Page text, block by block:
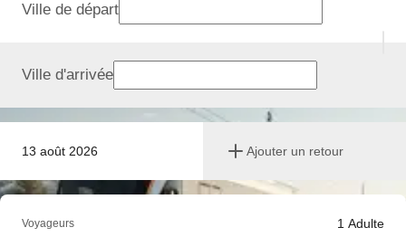
13 août 2026 Ajouter un retour
Ville de départ
Ville d'arrivée
Voyageurs 1 Adulte